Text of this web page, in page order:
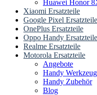
Huawei Honor
Xiaomi Ersatzteile
Google Pixel Ersatzteile
OnePlus Ersatzteile
Oppo Handy Ersatzteile
Realme Ersatzteile
Motorola Ersatzteile
Angebote
Handy Werkzeug
Handy Zubehör
Blog